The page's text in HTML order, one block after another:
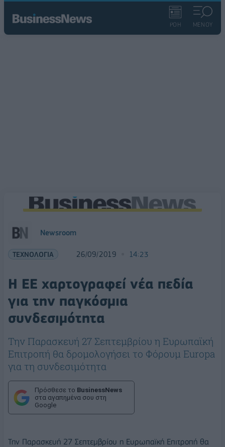
ΡΟΗ ΜΕΝΟΥ
Newsroom
ΤΕΧΝΟΛΟΓΙΑ 26/09/2019 14:23
Η ΕΕ χαρτογραφεί νέα πεδία
για την παγκόσμια
συνδεσιμότητα
Την Παρασκευή 27 Σεπτεμβρίου η Ευρωπαϊκή
Επιτροπή θα δρομολογήσει το Φόρουμ Europa
για τη συνδεσιμότητα
Πρόσθεσε το BusinessNews
στα αγαπημένα σου στη
Google
Την Παρασκευή 27 Σεπτεμβρίου η Ευρωπαϊκή Επιτροπή θα